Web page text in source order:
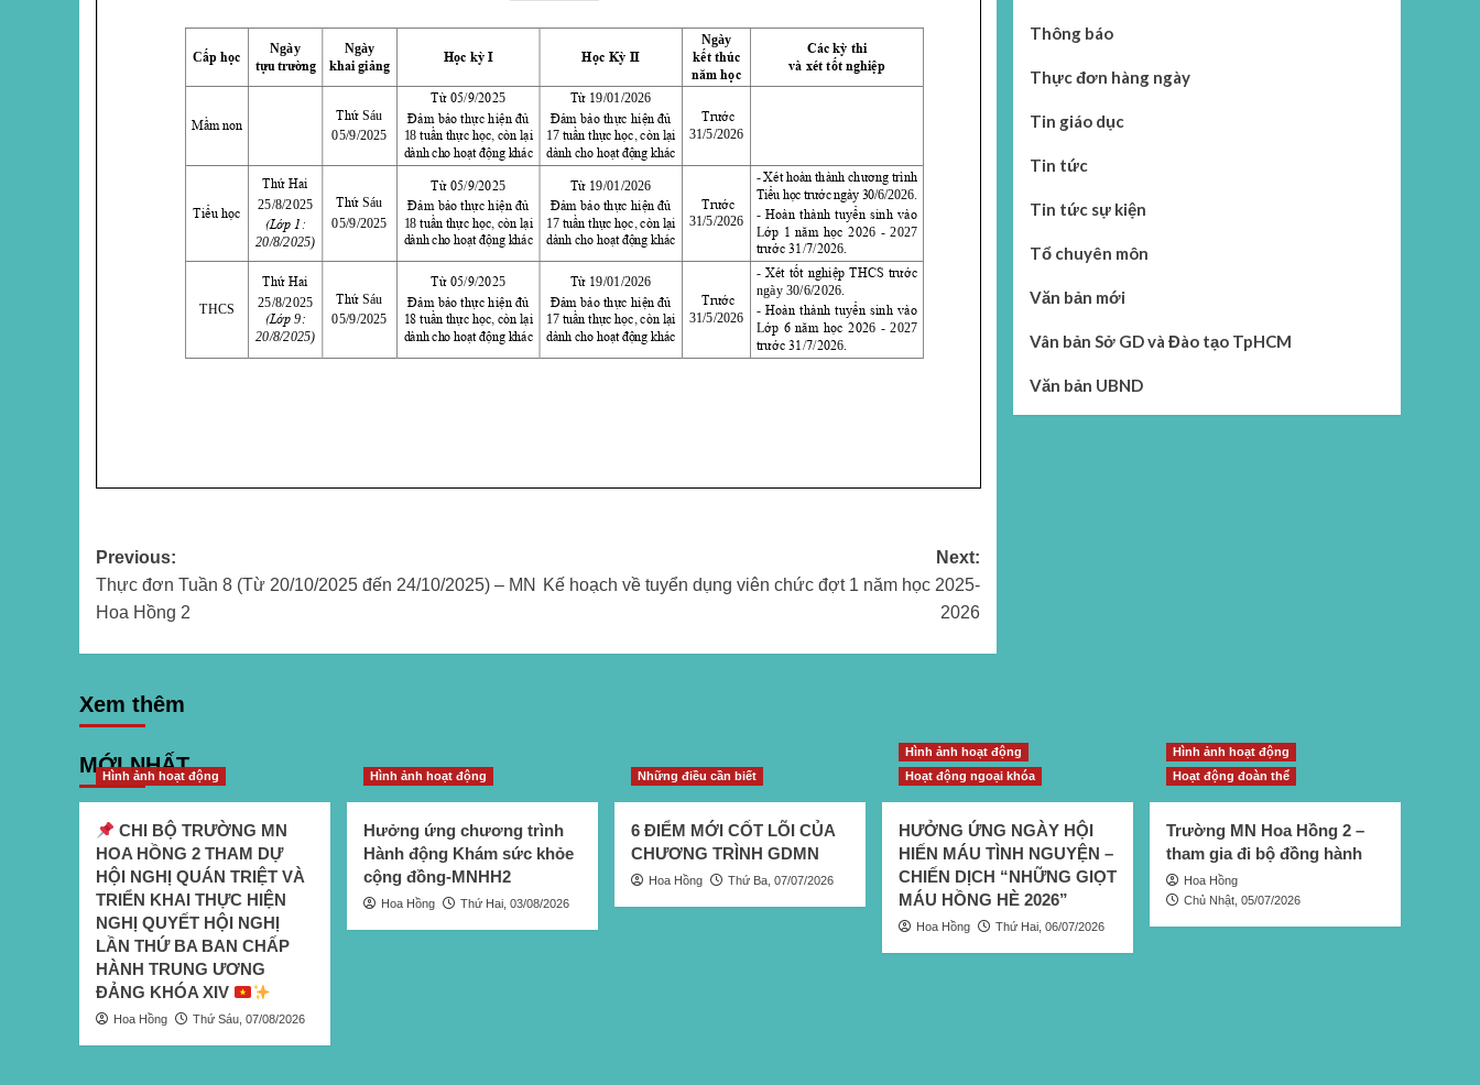
Post
navigation
Previous:
Thực đơn Tuần 8 (Từ 20/10/2025 đến 24/10/2025) – MN
Hoa Hồng 2
Next:
Kế hoạch về tuyển dụng viên chức đợt 1 năm học 2025-
2026
Xem thêm
Thông báo
Thực đơn hàng ngày
Tin giáo dục
Tin tức
Tin tức sự kiện
Tổ chuyên môn
Văn bản mới
Vân bản Sở GD và Đào tạo TpHCM
Văn bản UBND
MỚI NHẤT
Hình ảnh hoạt động
CHI BỘ TRƯỜNG MN
HOA HỒNG 2 THAM DỰ
HỘI NGHỊ QUÁN TRIỆT VÀ
TRIỂN KHAI THỰC HIỆN
NGHỊ QUYẾT HỘI NGHỊ
LẦN THỨ BA BAN CHẤP
HÀNH TRUNG ƯƠNG
ĐẢNG KHÓA XIV
Hoa Hồng Thứ Sáu, 07/08/2026
Hình ảnh hoạt động
Hưởng ứng chương trình
Hành động Khám sức khỏe
cộng đồng-MNHH2
Hoa Hồng Thứ Hai, 03/08/2026
Những điều cần biết
6 ĐIỂM MỚI CỐT LÕI CỦA
CHƯƠNG TRÌNH GDMN
Hoa Hồng Thứ Ba, 07/07/2026
Hình ảnh hoạt động
Hoạt động ngoại khóa
HƯỞNG ỨNG NGÀY HỘI
HIẾN MÁU TÌNH NGUYỆN –
CHIẾN DỊCH “NHỮNG GIỌT
MÁU HỒNG HÈ 2026”
Hoa Hồng Thứ Hai, 06/07/2026
Hình ảnh hoạt động
Hoạt động đoàn thể
Trường MN Hoa Hồng 2 –
tham gia đi bộ đồng hành
Hoa Hồng
Chủ Nhật, 05/07/2026